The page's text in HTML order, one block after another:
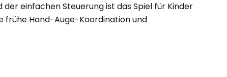
einfachen Steuerung ist das Spiel für Kinder
frühe Hand-Auge-Koordination und